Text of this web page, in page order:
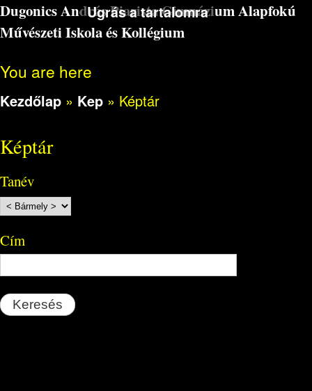
Ugrás a tartalomra
Dugonics András Piarista Gimnázium Alapfokú
Művészeti Iskola és Kollégium
You are here
Kezdőlap » Kep » Képtár
Képtár
Tanév
Cím